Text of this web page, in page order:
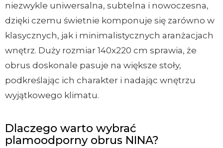
niezwykle uniwersalna, subtelna i nowoczesna,
dzięki czemu świetnie komponuje się zarówno w
klasycznych, jak i minimalistycznych aranżacjach
wnętrz. Duży rozmiar 140x220 cm sprawia, że
obrus doskonale pasuje na większe stoły,
podkreślając ich charakter i nadając wnętrzu
wyjątkowego klimatu.
Dlaczego warto wybrać
plamoodporny obrus NINA?